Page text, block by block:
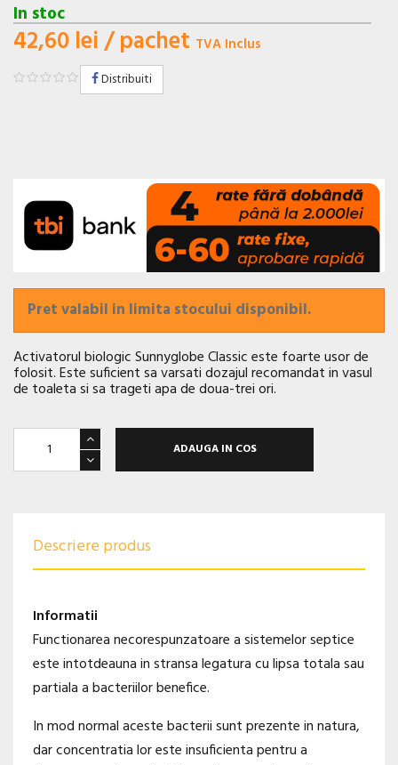
In stoc
42,60 lei/ pachet TVA Inclus
Distribuiti
Pret valabil in limita stocului disponibil.
Activatorul biologic Sunnyglobe Classic este foarte usor de
folosit. Este suficient sa varsati dozajul recomandat in vasul
de toaleta si sa trageti apa de doua-trei ori.
ADAUGA IN COS
Descriere produs
Informatii
Functionarea necorespunzatoare a sistemelor septice
este intotdeauna in stransa legatura cu lipsa totala sau
partiala a bacteriilor benefice.
In mod normal aceste bacterii sunt prezente in natura,
dar concentratia lor este insuficienta pentru a